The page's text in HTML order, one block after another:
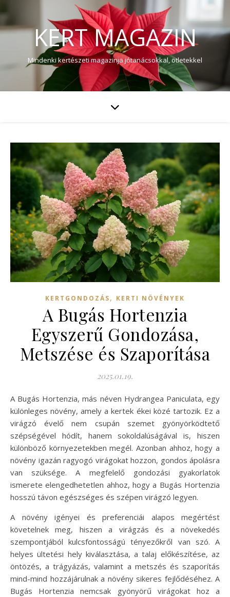
KERT MAGAZIN
Mindenki kertészeti magazinja jótanácsokkal, ötletekkel
KERTGONDOZÁS, KERTI NÖVÉNYEK
A Bugás Hortenzia
Egyszerű Gondozása,
Metszése és Szaporítása
2025.01.19.
A Bugás Hortenzia, más néven Hydrangea Paniculata, egy
különleges növény, amely a kertek ékei közé tartozik. Ez a
virágzó évelő nem csupán szemet gyönyörködtető
szépségével hódít, hanem sokoldalúságával is, hiszen
különböző környezetekben megél. Azonban ahhoz, hogy a
növény igazán ragyogó virágokat hozzon, gondos ápolásra
van szüksége. A megfelelő gondozási gyakorlatok
ismerete elengedhetetlen ahhoz, hogy a Bugás Hortenzia
hosszú távon egészséges és szépen virágzó legyen.
A növény igényei és preferenciái alapos megértést
követelnek meg, hiszen a virágzás és a növekedés
szempontjából kulcsfontosságú tényezőkről van szó. A
helyes ültetési hely kiválasztása, a talaj előkészítése, az
öntözés, a trágyázás, valamint a metszés és szaporítás
mind-mind hozzájárulnak a növény sikeres fejlődéséhez. A
Bugás Hortenzia nemcsak gyönyörű virágokat hoz a